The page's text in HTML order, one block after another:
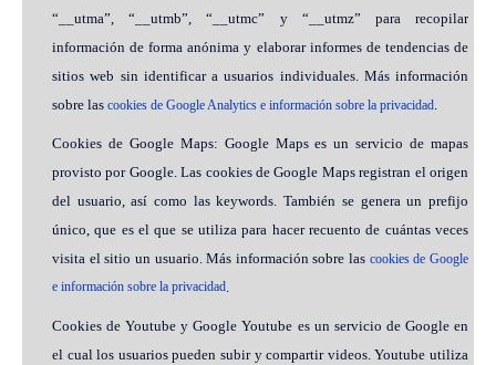
“__utma”, “__utmb”, “__utmc” y “__utmz” para recopilar
información de forma anónima y elaborar informes de tendencias de
sitios web sin identificar a usuarios individuales. Más información
sobre las cookies de Google Analytics e información sobre la privacidad.
Cookies de Google Maps: Google Maps es un servicio de mapas
provisto por Google. Las cookies de Google Maps registran el origen
del usuario, así como las keywords. También se genera un prefijo
único, que es el que se utiliza para hacer recuento de cuántas veces
visita el sitio un usuario. Más información sobre las cookies de Google
e información sobre la privacidad.
Cookies de Youtube y Google Youtube es un servicio de Google en
el cual los usuarios pueden subir y compartir videos. Youtube utiliza